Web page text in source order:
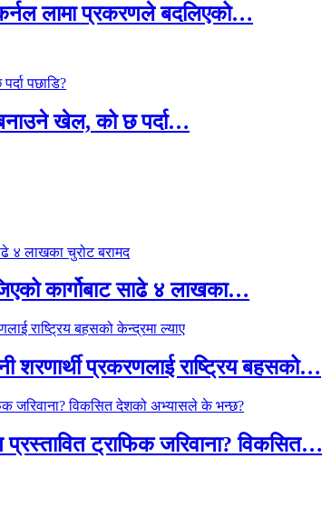
लामा प्रकरणले बदलिएको…
खेल, को छ पर्दा…
कार्गोबाट साढे ४ लाखका…
शरणार्थी प्रकरणलाई राष्ट्रिय बहसको…
ट्राफिक जरिवाना? विकसित…